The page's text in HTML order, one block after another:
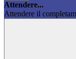
Attendere...
Attendere il